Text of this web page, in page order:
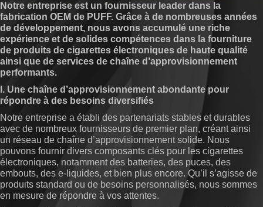
Notre entreprise est un fournisseur leader dans la
fabrication OEM de PUFF. Grâce à de nombreuses années
de développement, nous avons accumulé une riche
expérience et de solides compétences dans la fourniture
de produits de cigarettes électroniques de haute qualité
ainsi que de services de chaîne d’approvisionnement
performants.
I. Une chaîne d’approvisionnement abondante pour
répondre à des besoins diversifiés
Notre entreprise a établi des partenariats stables et durables
avec de nombreux fournisseurs de premier plan, créant ainsi
un réseau de chaîne d’approvisionnement solide. Nous
pouvons fournir divers composants clés pour les cigarettes
électroniques, notamment des batteries, des puces, des
embouts, des e-liquides, et bien plus encore. Qu’il s’agisse de
produits standard ou de besoins personnalisés, nous sommes
en mesure de répondre à vos attentes.